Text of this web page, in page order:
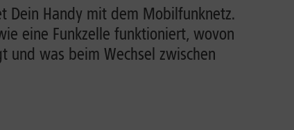
Dein Handy mit dem Mobilfunknetz.
eine Funkzelle funktioniert, wovon
und was beim Wechsel zwischen